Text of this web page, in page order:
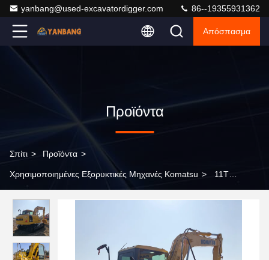
yanbang@used-excavatordigger.com 86--19355931362
Απόσπασμα
Προϊόντα
Σπίτι > Προϊόντα >
Χρησιμοποιημένες Εξορυκτικές Μηχανές Komatsu > 11T
Γεωργία Μηχανήματα Εκσκαφέας